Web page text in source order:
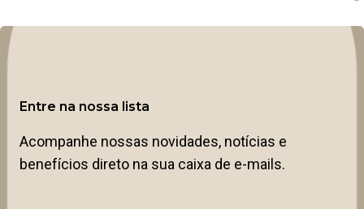
Entre na nossa lista
Acompanhe nossas novidades, notícias e
benefícios direto na sua caixa de e-mails.